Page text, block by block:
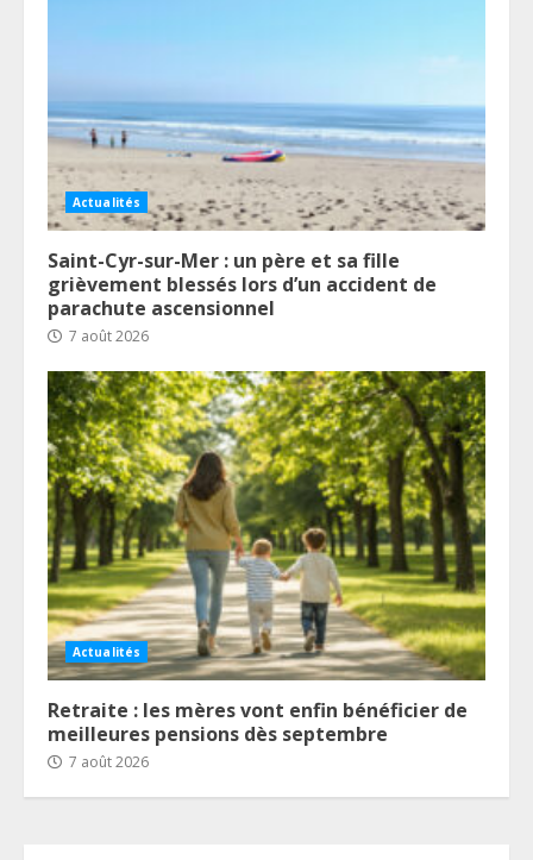
Actualités
Saint-Cyr-sur-Mer : un père et sa fille
grièvement blessés lors d’un accident de
parachute ascensionnel
7 août 2026
Actualités
Retraite : les mères vont enfin bénéficier de
meilleures pensions dès septembre
7 août 2026